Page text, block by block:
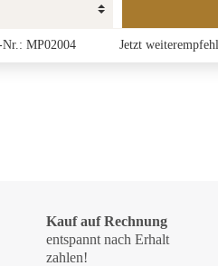
MP02004 Jetzt
Kauf auf Rechnung
entspannt nach Erhalt
zahlen!